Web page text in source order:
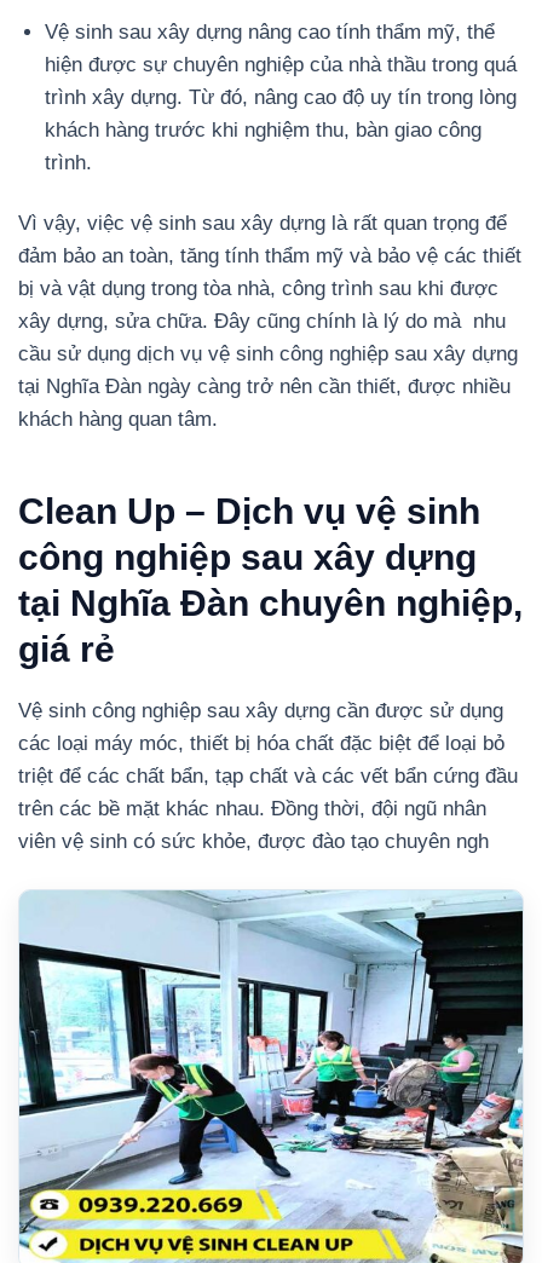
Vệ sinh sau xây dựng nâng cao tính thẩm mỹ, thể
hiện được sự chuyên nghiệp của nhà thầu trong quá
trình xây dựng. Từ đó, nâng cao độ uy tín trong lòng
khách hàng trước khi nghiệm thu, bàn giao công
trình.
Vì vậy, việc vệ sinh sau xây dựng là rất quan trọng để
đảm bảo an toàn, tăng tính thẩm mỹ và bảo vệ các thiết
bị và vật dụng trong tòa nhà, công trình sau khi được
xây dựng, sửa chữa. Đây cũng chính là lý do mà nhu
cầu sử dụng dịch vụ vệ sinh công nghiệp sau xây dựng
tại Nghĩa Đàn ngày càng trở nên cần thiết, được nhiều
khách hàng quan tâm.
Clean Up – Dịch vụ vệ sinh
công nghiệp sau xây dựng
tại Nghĩa Đàn chuyên nghiệp,
giá rẻ
Vệ sinh công nghiệp sau xây dựng cần được sử dụng
các loại máy móc, thiết bị hóa chất đặc biệt để loại bỏ
triệt để các chất bẩn, tạp chất và các vết bẩn cứng đầu
trên các bề mặt khác nhau. Đồng thời, đội ngũ nhân
viên vệ sinh có sức khỏe, được đào tạo chuyên ngh